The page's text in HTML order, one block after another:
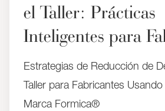
el Taller: Prácticas
Inteligentes para
Estrategias de Reducción de
Taller para Fabricantes
Marca Formica®